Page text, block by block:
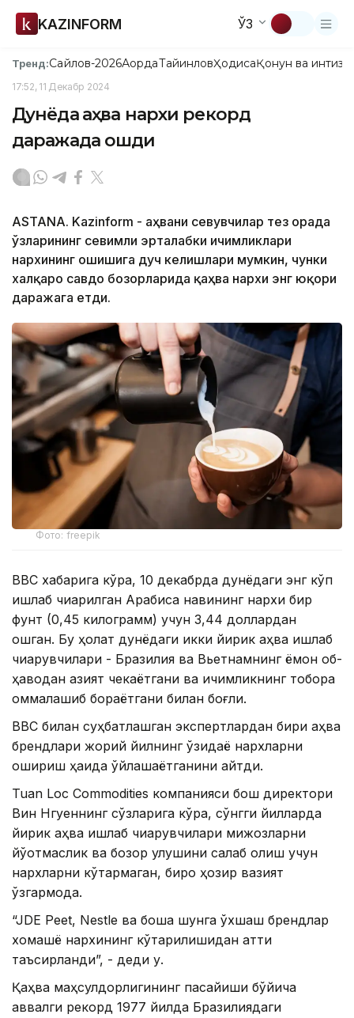
KAZINFORM ЎЗ
Тренд:Сайлов-2026АқордаТайинловҲодисаҚонун ва
17:52, 11 Декабр 2024
Дунёда қаҳва нархи рекорд
даражада ошди
ASTANA. Kazinform - Қаҳвани севувчилар тез орада
ўзларининг севимли эрталабки ичимликлари
нархининг ошишига дуч келишлари мумкин, чунки
халқаро савдо бозорларида қаҳва нархи энг юқори
даражага етди.
Фото: freepik
BBC хабарига кўра, 10 декабрда дунёдаги энг кўп
ишлаб чиқарилган Арабиcа навининг нархи бир
фунт (0,45 килограмм) учун 3,44 доллардан
ошган. Бу ҳолат дунёдаги икки йирик қаҳва ишлаб
чиқарувчилари - Бразилия ва Вьетнамнинг ёмон об-
ҳаводан азият чекаётгани ва ичимликнинг тобора
оммалашиб бораётгани билан боғлиқ.
BBC билан суҳбатлашган экспертлардан бири қаҳва
брендлари жорий йилнинг ўзидаёқ нархларни
ошириш ҳақида ўйлашаётганини айтди.
Tuan Loc Commodities компанияси бош директори
Вин Нгуеннинг сўзларига кўра, сўнгги йилларда
йирик қаҳва ишлаб чиқарувчилари мижозларни
йўқотмаслик ва бозор улушини сақлаб қолиш учун
нархларни кўтармаган, бироқ ҳозир вазият
ўзгармоқда.
“JDE Peet, Nestle ва бошқа шунга ўхшаш брендлар
хомашё нархининг кўтарилишидан қаттиқ
таъсирланди”, - деди у.
Қаҳва маҳсулдорлигининг пасайиши бўйича
аввалги рекорд 1977 йилда Бразилиядаги